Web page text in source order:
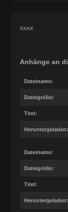
xxxx
Anhänge an
Dateiname:
Dateigröße:
Titel:
Heruntergeladen:
Dateiname:
Dateigröße:
Titel:
Heruntergeladen: